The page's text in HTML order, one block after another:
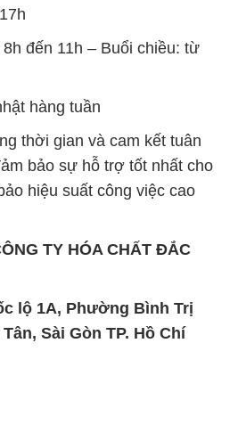
đến 11h – Buổi chiều: từ
hàng tuần
thời gian và cam kết tuân
bảo sự hỗ trợ tốt nhất cho
hiệu suất công việc cao
TY HÓA CHẤT ĐẮC
lộ 1A, Phường Bình Trị
Sài Gòn TP. Hồ Chí